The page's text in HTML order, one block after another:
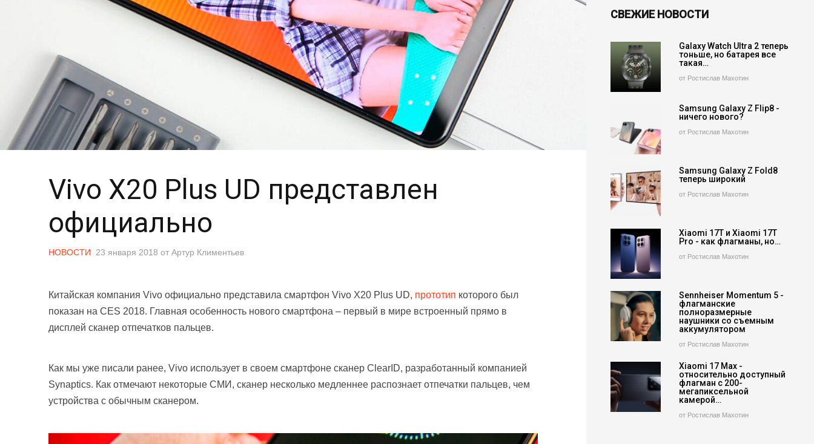
Vivo X20 Plus UD представлен
официально
НОВОСТИ 23 января 2018 от Артур Климентьев
Китайская компания Vivo официально представила смартфон Vivo X20 Plus UD, прототип которого был
показан на CES 2018. Главная особенность нового смартфона – первый в мире встроенный прямо в
дисплей сканер отпечатков пальцев.
Как мы уже писали ранее, Vivo использует в своем смартфоне сканер ClearID, разработанный компанией
Synaptics. Как отмечают некоторые СМИ, сканер несколько медленнее распознает отпечатки пальцев, чем
устройства с обычным сканером.
СВЕЖИЕ НОВОСТИ
Galaxy Watch Ultra 2 теперь
тоньше, но батарея все
такая…
от Ростислав Махотин
Samsung Galaxy Z Flip8 -
ничего нового?
от Ростислав Махотин
Samsung Galaxy Z Fold8
теперь широкий
от Ростислав Махотин
Xiaomi 17T и Xiaomi 17T
Pro - как флагманы, но…
от Ростислав Махотин
Sennheiser Momentum 5 -
флагманские
полноразмерные
наушники со съемным
аккумулятором
от Ростислав Махотин
Xiaomi 17 Max -
относительно доступный
флагман с 200-
мегапиксельной
камерой…
от Ростислав Махотин